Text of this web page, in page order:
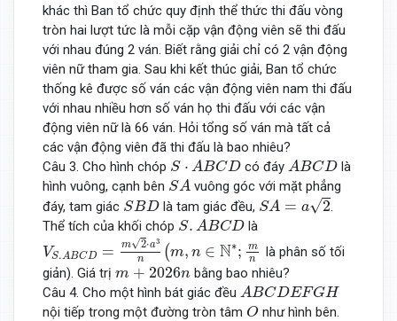
khác thì Ban tổ chức quy định thể thức thi đấu vòng
tròn hai lượt tức là mỗi cặp vận động viên sẽ thi đấu
với nhau đúng 2 ván. Biết rằng giải chỉ có 2 vận động
viên nữ tham gia. Sau khi kết thúc giải, Ban tổ chức
thống kê được số ván các vận động viên nam thi đấu
với nhau nhiều hơn số ván họ thi đấu với các vận
động viên nữ là 66 ván. Hỏi tổng số ván mà tất cả
các vận động viên đã thi đấu là bao nhiêu?
Câu 3. Cho hình chóp S ⋅ ABCD
S⋅ B CD có đáyABCD
A BCD
là
hình vuông, cạnh bên SA
SAvuông góc với mặt phẳng
đáy, tam giác SBD
SBD là tam giác đều, SA = a√2
SA=a2
.
Thể tích của khối chóp S. ABCD
S. BCD là
VS.ABCD = m√2⋅a3
n (m, n ∈ N∗;
m
n
VS. ABCD=m2⋅a3n(m n∈N ∗;mn
là phân số tối
giản). Giá trị m + 2026n
m 2026n
bằng bao nhiêu?
Câu 4. Cho một hình bát giác đều ABCDEFGH
A BCDEFGH
nội tiếp trong một đường tròn tâm O
O như hình bên.